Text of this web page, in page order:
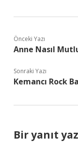
Önceki Yazı
Anne Nasıl
Sonraki Yazı
Kemancı Rock
Bir yanıt